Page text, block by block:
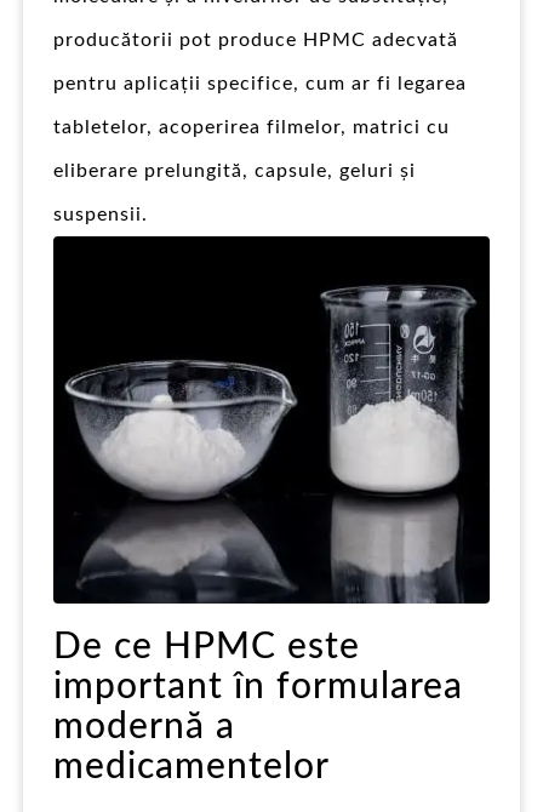
producătorii pot produce HPMC adecvată
pentru aplicații specifice, cum ar fi legarea
tabletelor, acoperirea filmelor, matrici cu
eliberare prelungită, capsule, geluri și
suspensii.
De ce HPMC este
important în formularea
modernă a
medicamentelor